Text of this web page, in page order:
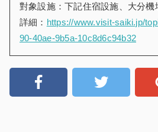
對象設施：下記住宿設施、大分機
詳細： https://www.visit-saiki.jp/
90-40ae-9b5a-10c8d6c94b32